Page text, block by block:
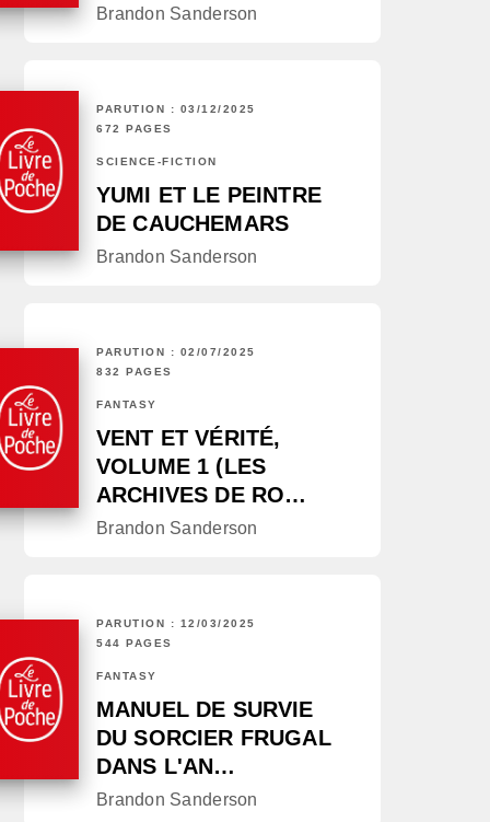
Brandon Sanderson
PARUTION : 03/12/2025
672 PAGES
SCIENCE-FICTION
YUMI ET LE PEINTRE
DE CAUCHEMARS
Brandon Sanderson
PARUTION : 02/07/2025
832 PAGES
FANTASY
VENT ET VÉRITÉ,
VOLUME 1 (LES
ARCHIVES DE RO…
Brandon Sanderson
PARUTION : 12/03/2025
544 PAGES
FANTASY
MANUEL DE SURVIE
DU SORCIER FRUGAL
DANS L'AN…
Brandon Sanderson